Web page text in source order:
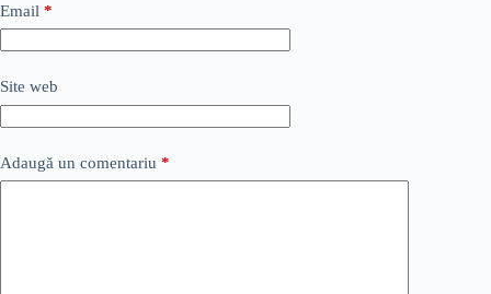
Email *
Site web
Adaugă un comentariu *